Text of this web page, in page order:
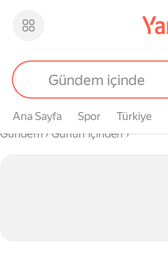
Ana Sayfa Spor Türkiye
Buradasın
Gündem› Günün içinden›